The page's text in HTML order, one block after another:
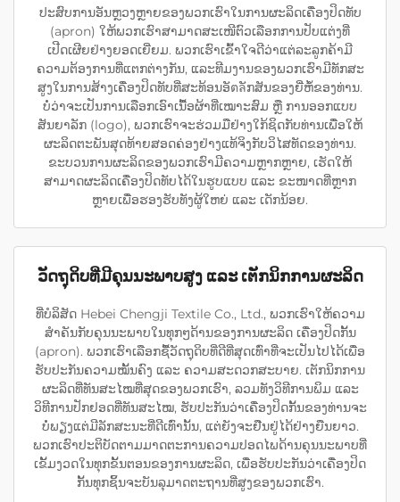
ປະສົບການອັນຫຼວງຫຼາຍຂອງພວກເຮົາໃນການຜະລິດເຄື່ອງປິດທັບ
(apron) ໃຫ້ພວກເຮົາສາມາດສະເໜີຕົວເລືອກການປັບແຕ່ງທີ່
ເປີດເຜີຍຢ່າງຍອດເຍີ່ຍມ. ພວກເຮົາເຂົ້າໃຈດີວ່າແຕ່ລະລູກຄ້າມີ
ຄວາມຕ້ອງການທີ່ແຕກຕ່າງກັນ, ແລະທີມງານຂອງພວກເຮົາມີທັກສະ
ສູງໃນການສ້າງເຄື່ອງປິດທັບທີ່ສະທ້ອນອັตลັກສັນຂອງຍີ່ຫໍ້ຂອງທ່ານ.
ບໍ່ວ່າຈະເປັນການເລືອກເອົາເນື້ອຜ້າທີ່ເໝາະສົມ ຫຼື ການອອກແບບ
ສັນຍາລັກ (logo), ພວກເຮົາຈະຮ່ວມມືຢ່າງໃກ້ຊິດກັບທ່ານເພື່ອໃຫ້
ຜະລິດຕະພັນສຸດທ້າຍສອດຄ່ອງຢ່າງແທ້ຈິງກັບວິໄສທັດຂອງທ່ານ.
ຂະບວນການຜະລິດຂອງພວກເຮົາມີຄວາມຫຼາກຫຼາຍ, ເຮັດໃຫ້
ສາມາດຜະລິດເຄື່ອງປິດທັບໄດ້ໃນຮູບແບບ ແລະ ຂະໜາດທີ່ຫຼາກ
ຫຼາຍເພື່ອຮອງຮັບທັງຜູ້ໃຫຍ່ ແລະ ເດັກນ້ອຍ.
ວັດຖຸດິບທີ່ມີຄຸນນະພາບສູງ ແລະ ເຕັກນິກການຜະລິດ
ທີ່ບໍລິສັດ Hebei Chengji Textile Co., Ltd., ພວກເຮົາໃຫ້ຄວາມ
ສຳຄັນກັບຄຸນນະພາບໃນທຸກໆດ້ານຂອງການຜະລິດ ເຄື່ອງປິດກັ້ນ
(apron). ພວກເຮົາເລືອກຊື້ວັດຖຸດິບທີ່ດີທີ່ສຸດເທົ່າທີ່ຈະເປັນໄປໄດ້ເພື່ອ
ຮັບປະກັນຄວາມໝັ້ນຄົງ ແລະ ຄວາມສະດວກສະບາຍ. ເຕັກນິກການ
ຜະລິດທີ່ທັນສະໄໝທີ່ສຸດຂອງພວກເຮົາ, ລວມທັງວິທີການພິມ ແລະ
ວິທີການປັກຢອດທີ່ທັນສະໄໝ, ຮັບປະກັນວ່າເຄື່ອງປິດກັ້ນຂອງທ່ານຈະ
ບໍ່ພຽງແຕ່ມີລັກສະນະທີ່ດີເທົ່ານັ້ນ, ແຕ່ຍັງຈະຢືນຢູ່ໄດ້ຢ່າງຍືນຍາວ.
ພວກເຮົາປະຕິບັດຕາມມາດຕະການຄວາມປອດໄພດ້ານຄຸນນະພາບທີ່
ເຂັ້ມງວດໃນທຸກຂັ້ນຕອນຂອງການຜະລິດ, ເພື່ອຮັບປະກັນວ່າເຄື່ອງປິດ
ກັ້ນທຸກຊິ້ນຈະບັນລຸມາດຕະຖານທີ່ສູງຂອງພວກເຮົາ.